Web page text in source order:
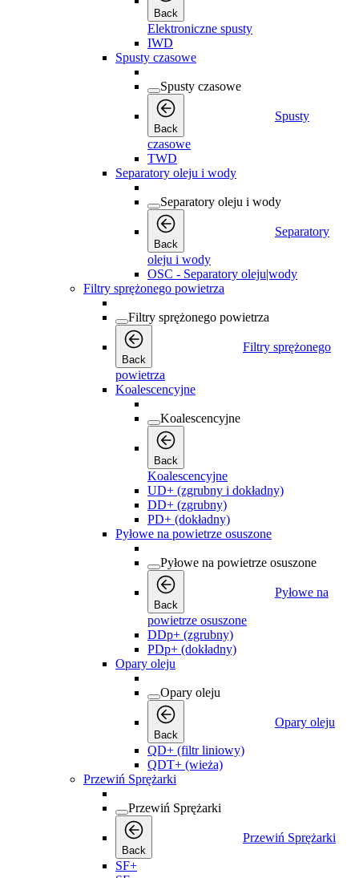
Back
Elektroniczne spusty
IWD
Spusty czasowe
Spusty czasowe
Back
Spusty
czasowe
TWD
Separatory oleju i wody
Separatory oleju i wody
Back
Separatory
oleju i wody
OSC - Separatory oleju|wody
Filtry sprężonego powietrza
Filtry sprężonego powietrza
Back
Filtry sprężonego
powietrza
Koalescencyjne
Koalescencyjne
Back
Koalescencyjne
UD+ (zgrubny i dokładny)
DD+ (zgrubny)
PD+ (dokładny)
Pyłowe na powietrze osuszone
Pyłowe na powietrze osuszone
Back
Pyłowe na
powietrze osuszone
DDp+ (zgrubny)
PDp+ (dokładny)
Opary oleju
Opary oleju
Back
Opary oleju
QD+ (filtr liniowy)
QDT+ (wieża)
Przewiń Sprężarki
Przewiń Sprężarki
Back
Przewiń Sprężarki
SF+